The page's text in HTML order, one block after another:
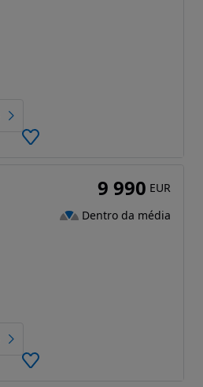
9 990 EUR
Dentro da média